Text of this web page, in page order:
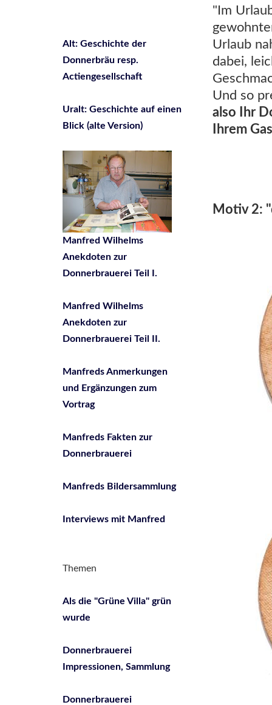
Alt: Geschichte der
Donnerbräu resp.
Actiengesellschaft
Uralt: Geschichte auf einen
Blick (alte Version)
Manfred Wilhelms
Anekdoten zur
Donnerbrauerei Teil I.
Manfred Wilhelms
Anekdoten zur
Donnerbrauerei Teil II.
Manfreds Anmerkungen
und Ergänzungen zum
Vortrag
Manfreds Fakten zur
Donnerbrauerei
Manfreds Bildersammlung
Interviews mit Manfred
Themen
Als die "Grüne Villa" grün
wurde
Donnerbrauerei
Impressionen, Sammlung
Donnerbrauerei
"Im
Urlaub
dabei,
Und so
also Ihr
Ihrem
Motiv 2: